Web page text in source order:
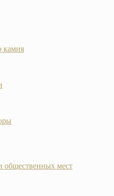
камня
общественных мест